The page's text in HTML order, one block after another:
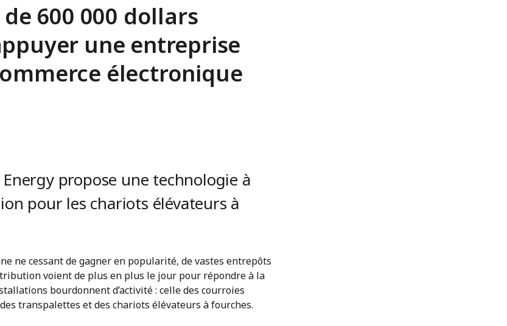
600 000 dollars
une entreprise
électronique
propose une technologie à
pour les chariots élévateurs à
ne cessant de gagner en popularité, de vastes entrepôts
voient de plus en plus le jour pour répondre à la
bourdonnent d’activité : celle des courroies
transpalettes et des chariots élévateurs à fourches.